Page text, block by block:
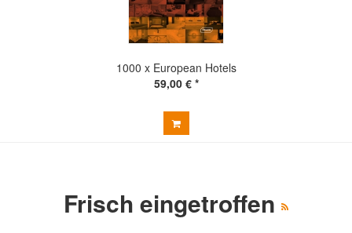
1000 x European Hotels
59,00 € *
Frisch eingetroffen